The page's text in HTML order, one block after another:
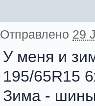
Отправлено 29
У меня и
195/65R15
Зима - шины